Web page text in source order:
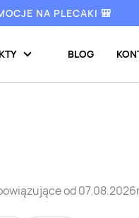
NA PLECAKI 🎒
BLOG
od